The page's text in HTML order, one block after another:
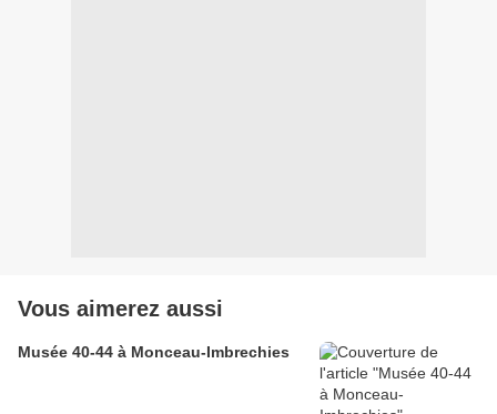
Vous aimerez aussi
Musée 40-44 à Monceau-Imbrechies